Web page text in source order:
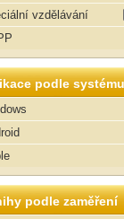
vzdělávání
podle systému
podle zaměření